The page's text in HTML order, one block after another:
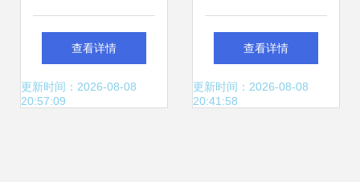
地址、电话、营业
时间及大众点评餐
查看详情
更新时间：2026-08-08
20:57:09
饮服务业节后有序
复工，奋力冲刺“开
查看详情
更新时间：2026-08-08
20:41:58